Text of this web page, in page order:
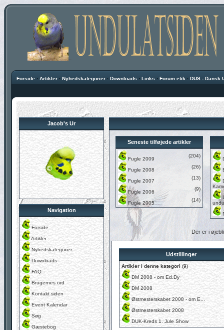
Forside · Artikler · Nyhedskategorier · Downloads · Links · Forum etik · DUS - Dansk
Jacob's Ur
Navigation
Forside
Artikler
Nyhedskategorier
Downloads
FAQ
Brugernes ord
Kontakt siden
Event Kalendar
Søg
Gæstebog
Seneste tilføjede artikler
Fugle 2009
(204)
Fugle 2008
(26)
Fugle 2007
(13)
Fugle 2006
(9)
Fugle 2005
(14)
Der er i
Udstillinger
Artikler i denne kategori (9)
DM 2008 - om Ed.Dy
DM 2008
Østmesterskabet 2008 - om E...
Østmesterskabet 2008
DUK-Kreds 1. Jule Show